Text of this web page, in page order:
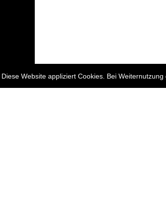
Diese Website appliziert Cookies. Bei